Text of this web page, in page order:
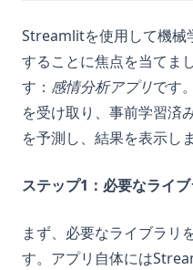
Streamlitを使用して機械
することに焦点を当てま
す： 感情分析アプリです
を受け取り、事前学習済
を予測し、結果を表示しま
ステップ1：必要なライ
まず、必要なライブラリ
す。アプリ自体には